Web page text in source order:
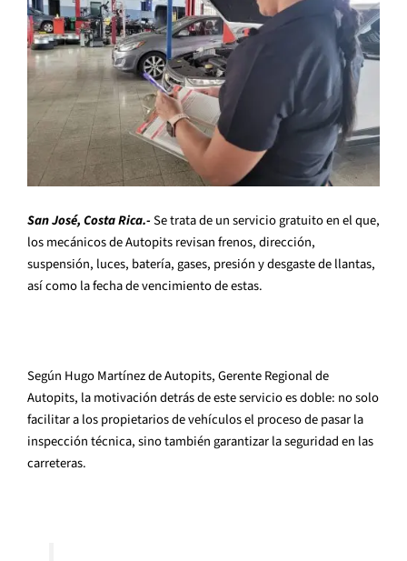
San José, Costa Rica.-Se trata de un servicio gratuito en el que,
los mecánicos de Autopits revisan frenos, dirección,
suspensión, luces, batería, gases, presión y desgaste de llantas,
así como la fecha de vencimiento de estas.
Según Hugo Martínez de Autopits, Gerente Regional de
Autopits, la motivación detrás de este servicio es doble: no solo
facilitar a los propietarios de vehículos el proceso de pasar la
inspección técnica, sino también garantizar la seguridad en las
carreteras.